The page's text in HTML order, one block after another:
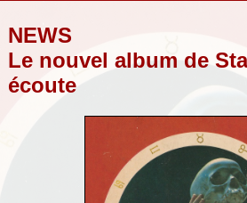
NEWS
Le nouvel album de
écoute